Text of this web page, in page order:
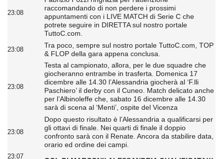
23:08
raccomandando di non perdere i prossimi
appuntamenti con i LIVE MATCH di Serie C che
potrete seguire in DIRETTA sul nostro portale
TuttoC.com.
23:08
Tra poco, sempre sul nostro portale TuttoC.com, TOP
& FLOP della gara appena conclusa.
23:08
Testa al campionato, allora, per le due squadre che
giocheranno entrambe in trasferta. Domenica 17
dicembre alle 14.30 l’Alessandria giocherà al ‘F.lli
Paschiero’ il derby con il Cuneo. Match delicato anche
per l’Albinoleffe che, sabato 16 dicembre alle 14.30
sarà di scena al ‘Menti’, ospite del Vicenza
23:08
Dopo questo risultato è l’Alessandria a qualificarsi per
gli ottavi di finale. Nei quarti di finale il doppio
confronto sarà con il Renate. Ancora da stabilire data,
orario ed ordine dei campi.
23:07